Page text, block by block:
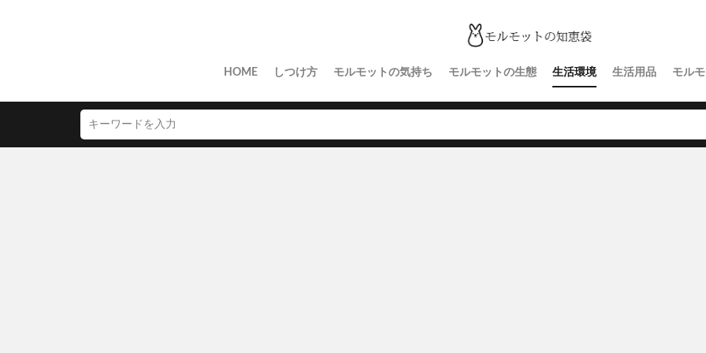
HOME しつけ方 モルモットの気持ち モルモットの生態 生活環境 生活用品 モル